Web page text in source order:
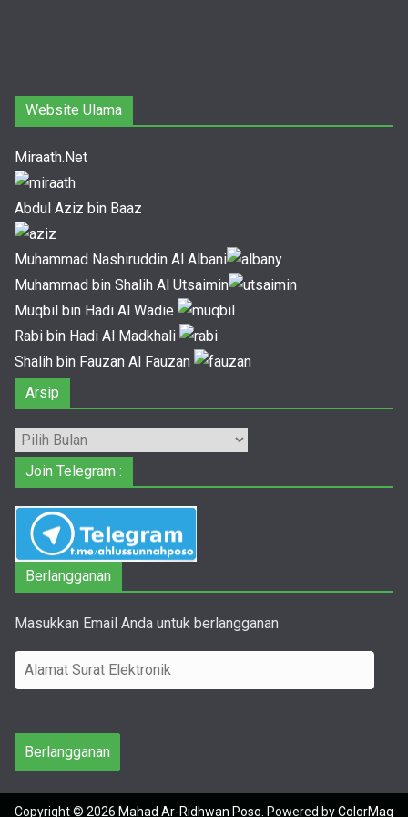
Website Ulama
Miraath.Net
Abdul Aziz bin Baaz
Muhammad Nashiruddin Al Albani
Muhammad bin Shalih Al Utsaimin
Muqbil bin Hadi Al Wadie
Rabi bin Hadi Al Madkhali
Shalih bin Fauzan Al Fauzan
Arsip
Arsip
Join Telegram :
Berlangganan
Masukkan Email Anda untuk berlangganan
l
m
t
Berlangganan
Copyright © 2026 Mahad Ar-Ridhwan Poso . Powered byColorMag